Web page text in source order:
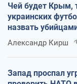
Чей будет Крым,
украинских
назвать
Александр Кирш
Запад проспал